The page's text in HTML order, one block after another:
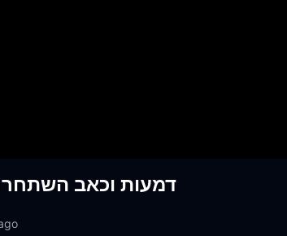
דמעות וכאב